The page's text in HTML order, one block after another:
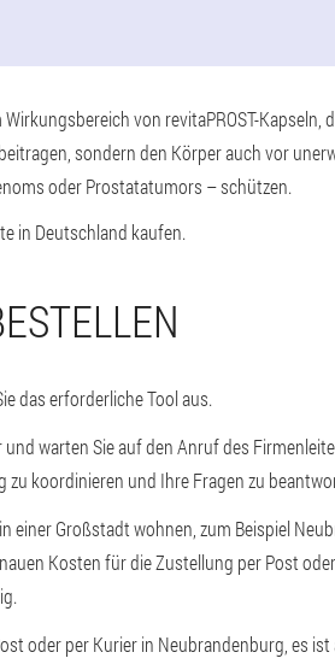
von revitaPROST-Kapseln,
sondern den Körper auch vor
oder Prostatatumors – schützen.
in Deutschland kaufen.
das erforderliche Tool aus.
warten Sie auf den Anruf des
zu koordinieren und Ihre Fragen zu
einer Großstadt wohnen, zum Beispiel
Kosten für die Zustellung per Post
oder per Kurier in Neubrandenburg, es